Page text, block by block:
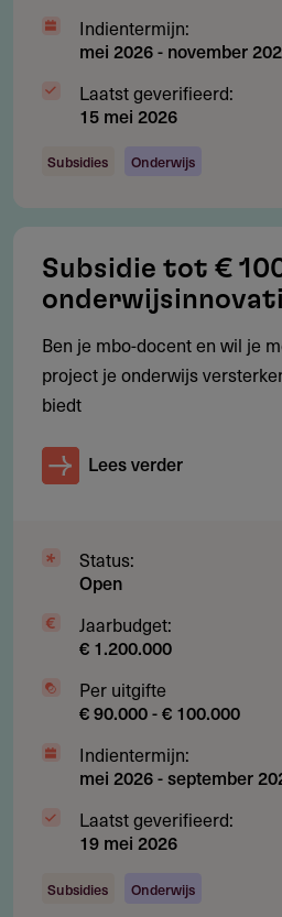
De samenwerkingsverbanden
Projecten moeten bijdragen
onderwijs en arbeidsmarkt,
regionale behoeften en
Voor aanvragen gericht op de
de subsidie maximaal 50%
dekken.
Geen subsidie voor kosten die
door reguliere
ministeriële regelingen.
de aanvraag is ingediend.
In totaal is er € 120 miljoen
Indientermijn:
mei 2026- november
Laatst geverifieerd:
15 mei 2026
Subsidies Onderwijs
Subsidie tot €
Ben je mbo-docent en wil je
project je onderwijs
biedt
Lees verder
Status:
Open
Jaarbudget:
€ 1.200.000
Per uitgifte
€ 90.000 - € 100.000
Indientermijn:
mei 2026-september
Laatst geverifieerd:
19 mei 2026
Subsidies Onderwijs